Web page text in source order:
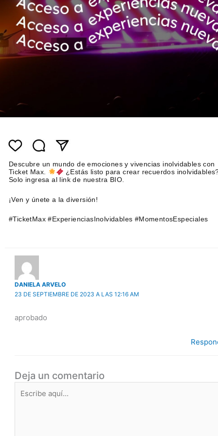
Descubre un mundo de emociones y vivencias inolvidables con
Ticket Max.
¿Estás listo para crear recuerdos
Solo ingresa al link de nuestra BIO.
¡Ven y únete a la diversión!
#TicketMax #ExperienciasInolvidables #MomentosEspeciales
DANIELA ARVELO
23 DE SEPTIEMBRE DE 2023 A LAS 12:16 AM
aprobado
Deja un comentario
aquí...